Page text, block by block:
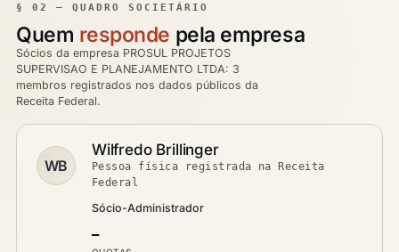
§ 02 — QUADRO SOCIETÁRIO
Quem responde pela empresa
Sócios da empresa PROSUL PROJETOS
SUPERVISAO E PLANEJAMENTO LTDA: 3
membros registrados nos dados públicos da
Receita Federal.
WB
Wilfredo Brillinger
Pessoa física registrada na Receita
Federal
Sócio-Administrador
—